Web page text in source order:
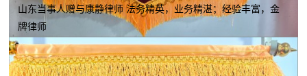
山东当事人赠与康静律师 法务精英，业务精湛；经验丰富，金
牌律师